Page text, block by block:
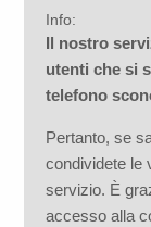
Info:
Il nostro
utenti che si
telefono
Pertanto, se
condividete le
servizio. È
accesso alla